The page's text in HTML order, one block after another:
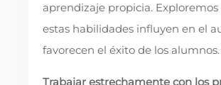
aprendizaje propicia.
estas habilidades influyen en el
favorecen el éxito de los alumnos.
Trabajar estrechamente con los